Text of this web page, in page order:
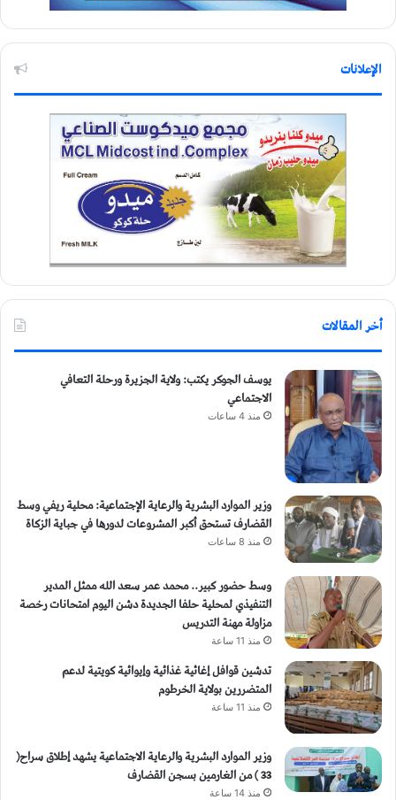
الإعلانات
أخر المقالات
يوسف الجوكر يكتب: ولاية الجزيرة ورحلة التعافي
الاجتماعي
منذ 4 ساعات
وزير الموارد البشرية والرعاية الإجتماعية: محلية ريفي وسط
القضارف تستحق أكبر المشروعات لدورها في جباية الزكاة
منذ 8 ساعات
وسط حضور كبير.. محمد عمر سعد الله ممثل المدير
التنفيذي لمحلية حلفا الجديدة دشن اليوم امتحانات رخصة
مزاولة مهنة التدريس
منذ 11 ساعة
تدشين قوافل إغاثية غذائية وإيوائية كويتية لدعم
المتضررين بولاية الخرطوم
منذ 11 ساعة
وزير الموارد البشرية والرعاية الاجتماعية يشهد إطلاق سراح(
33 ) من الغارمين بسجن القضارف
منذ 14 ساعة